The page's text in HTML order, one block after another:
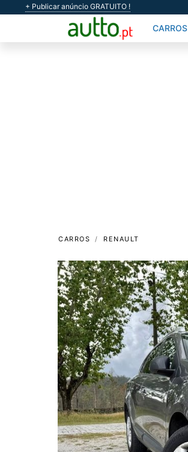
+ Publicar anúncio GRATUITO !
CARROS
CARROS RENAULT